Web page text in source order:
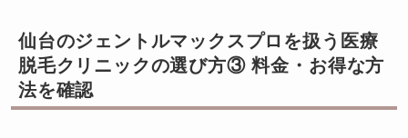
仙台のジェントルマックスプロを扱う医療
脱毛クリニックの選び方③ 料金・お得な方
法を確認